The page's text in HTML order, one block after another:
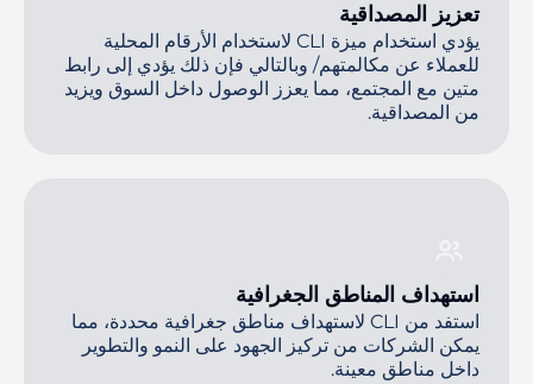
تعزيز المصداقية
يؤدي استخدام ميزة CLI لاستخدام الأرقام المحلية
للعملاء عن مكالمتهم/ وبالتالي فإن ذلك يؤدي إلى رابط
متين مع المجتمع، مما يعزز الوصول داخل السوق ويزيد
من المصداقية.
استهداف المناطق الجغرافية
استفد من CLI لاستهداف مناطق جغرافية محددة، مما
يمكن الشركات من تركيز الجهود على النمو والتطوير
داخل مناطق معينة.